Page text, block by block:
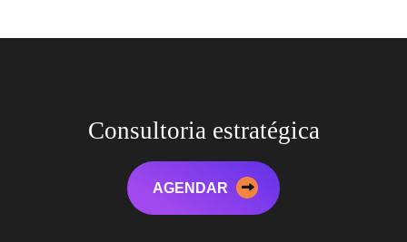
Consultoria estratégica
AGENDAR